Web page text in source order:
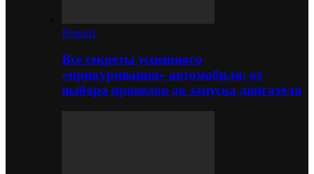
Ремонт
Все секреты успешного
«прикуривания» автомобиля: от
выбора проводов до запуска двигателя